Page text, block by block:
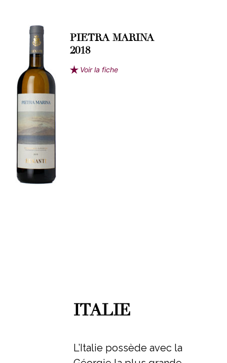
PIETRA MARINA
2018
Voir la fiche
ITALIE
L’Italie possède avec la